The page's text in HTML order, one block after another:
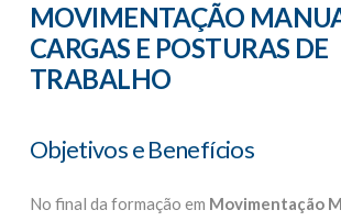
MOVIMENTAÇÃO
CARGAS E POSTURAS DE
TRABALHO
Objetivos e Benefícios
No final da formação em Movimentação